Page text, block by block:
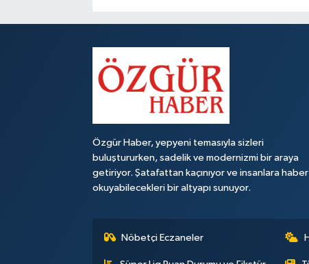
Özgür Haber, yepyeni temasıyla sizleri
buluştururken, sadelik ve modernizmi bir araya
getiriyor. Şatafattan kaçınıyor ve insanlara haber
okuyabilecekleri bir altyapı sunuyor.
Nöbetçi Eczaneler